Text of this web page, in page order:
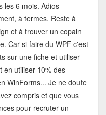
les 6 mois. Adios
à termes. Reste à
et à trouver un copain
Car si faire du WPF c'est
sur une fiche et utiliser
en utiliser 10% des
WinForms... Je ne doute
compris et que vous
pour recruter un